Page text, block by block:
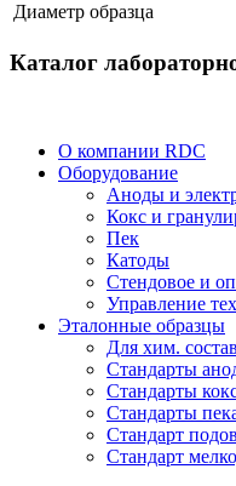
Диаметр образца
Каталог
О компании RDC
Оборудование
Аноды и
Кокс и
Пек
Катоды
Стендовое и
Управление
Эталонные образцы
Для хим.
Стандарты
Стандарты
Стандарты
Стандарт
Стандарт